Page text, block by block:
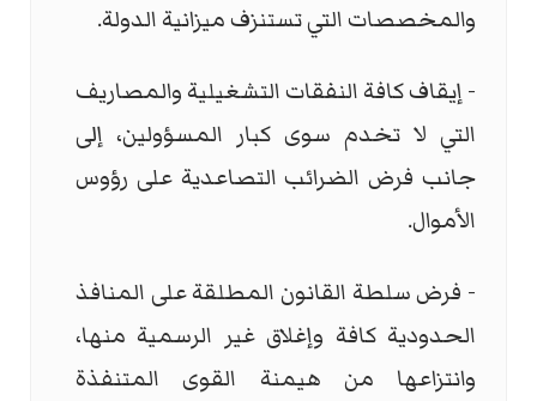
والمخصصات التي تستنزف ميزانية الدولة.
- إيقاف كافة النفقات التشغيلية والمصاريف
التي لا تخدم سوى كبار المسؤولين، إلى
جانب فرض الضرائب التصاعدية على رؤوس
الأموال.
- فرض سلطة القانون المطلقة على المنافذ
الحدودية كافة وإغلاق غير الرسمية منها،
وانتزاعها من هيمنة القوى المتنفذة